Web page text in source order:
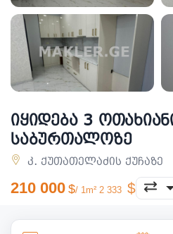
იყიდება 3
საბურთალოზე
კ. ქუთათელაძის ქუჩაზე
210 000 / 1m² 2 333